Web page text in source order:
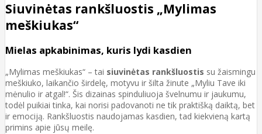
Siuvinėtas rankšluostis „Mylimas
meškiukas“
Mielas apkabinimas, kuris lydi kasdien
„Mylimas meškiukas“ – tai siuvinėtas rankšluostis su žaismingu
meškiuko, laikančio širdelę, motyvu ir šilta žinute „Myliu Tave iki
mėnulio ir atgal!“. Šis dizainas spinduliuoja švelnumu ir jaukumu,
todėl puikiai tinka, kai norisi padovanoti ne tik praktišką daiktą, bet
ir emociją. Rankšluostis naudojamas kasdien, tad kiekvieną kartą
primins apie jūsų meilę.